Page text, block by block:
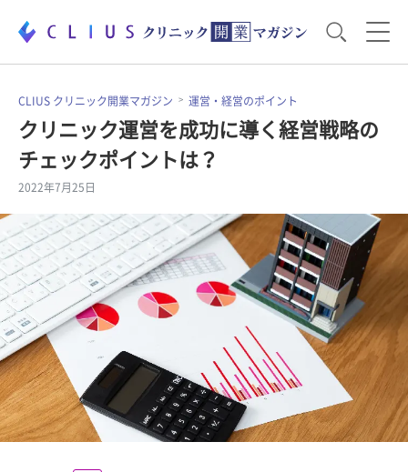
お役立ち資料 運営・経営のポイント
開業医のリアル
電子カルテ・ICT 医療機器・事務機器
集患のコツ セミナー
CLIUS クリニック開業マガジン 運営・経営のポイント
クリニック運営を成功に導く経営戦略の
チェックポイントは？
2022年7月25日